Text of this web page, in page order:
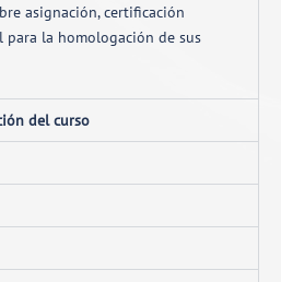
asignación, certificación
la homologación de sus
del curso